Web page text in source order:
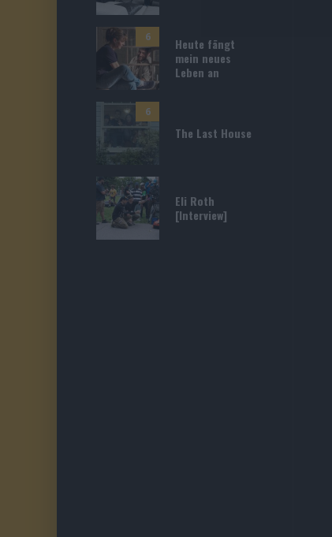
6
Heute fängt
mein neues
Leben an
6
The Last House
Eli Roth
[Interview]